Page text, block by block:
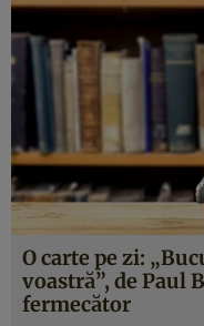
O carte pe zi:
voastră”, de Paul
fermecător